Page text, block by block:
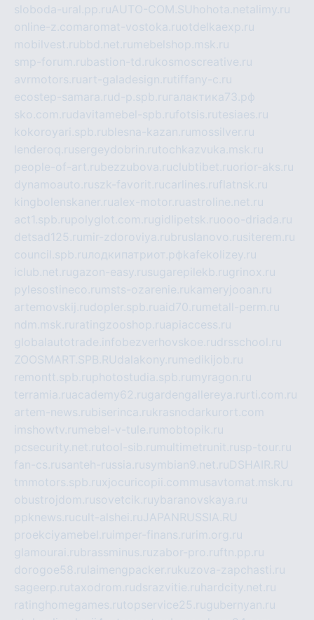
sloboda-ural.pp.ruAUTO-COM.SU hohota.netalimy.ru
online-z.comaromat-vostoka.ruotdelkaexp.ru
mobilvest.rubbd.net.ru mebelshop.msk.ru
smp-forum.rubastion-td.rukosmoscreative.ru
avrmotors.ruart-galadesign.rutiffany-c.ru
ecostep-samara.rud-p.spb.ru галактика73.рф
sko.com.rudavitamebel-spb.rufotsis.rutesiaes.ru
kokoroyari.spb.rublesna-kazan.ru mossilver.ru
lenderoq.rusergeydobrin.rutochkazvuka.msk.ru
people-of-art.rubezzubova.ruclubtibet.ruorior-aks.ru
dynamoauto.ruszk-favorit.rucarlines.ruflatnsk.ru
kingbolenskaner.rualex-motor.ruastroline.net.ru
act1.spb.rupolyglot.com.rugidlipetsk.ruooo-driada.ru
detsad125.ru mir-zdoroviya.rubruslanovo.rusiterem.ru
council.spb.ruлодкипатриот.рфkafekolizey.ru
iclub.net.rugazon-easy.rusugarepilekb.rugrinox.ru
pylesostineco.ru msts-ozarenie.rukameryjooan.ru
artemovskij.rudopler.spb.ruaid70.ru metall-perm.ru
ndm.msk.ru ratingzooshop.ruapiaccess.ru
globalautotrade.info bezverhovskoe.rudrsschool.ru
ZOOSMART.SPB.RUdalakony.ru medikijob.ru
remontt.spb.ruphotostudia.spb.ru myragon.ru
terramia.ruacademy62.rugardengallereya.ru rti.com.ru
artem-news.rubiserinca.rukrasnodarkurort.com
imshowtv.ru mebel-v-tule.ru mobtopik.ru
pcsecurity.net.rutool-sib.ru multimetrunit.rusp-tour.ru
fan-cs.rusanteh-russia.rusymbian9.net.ruDSHAIR.RU
tmmotors.spb.ruxjocuricopii.com musavtomat.msk.ru
obustrojdom.rusovetcik.ruybaranovskaya.ru
ppknews.rucult-alshei.ruJAPANRUSSIA.RU
proekciyamebel.ru imper-finans.ru rim.org.ru
glamourai.rubrassminus.ruzabor-pro.ruftn.pp.ru
dorogoe58.ru laimengpacker.rukuzova-zapchasti.ru
sageerp.rutaxodrom.rudsrazvitie.ru hardcity.net.ru
ratinghomegames.rutopservice25.rugubernyan.ru